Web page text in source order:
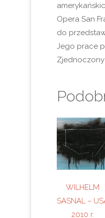
Opera San
do
Jego prace
WILHELM
SASNAL –
2010 r.